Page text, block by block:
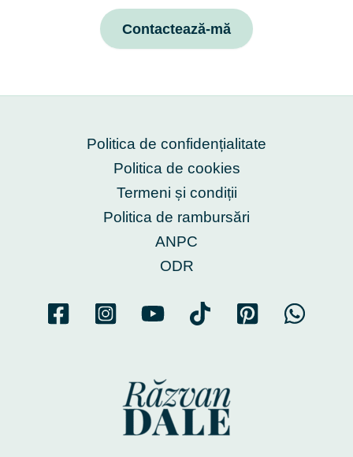
Contactează-mă
Politica de confidențialitate
Politica de cookies
Termeni și condiții
Politica de rambursări
ANPC
ODR